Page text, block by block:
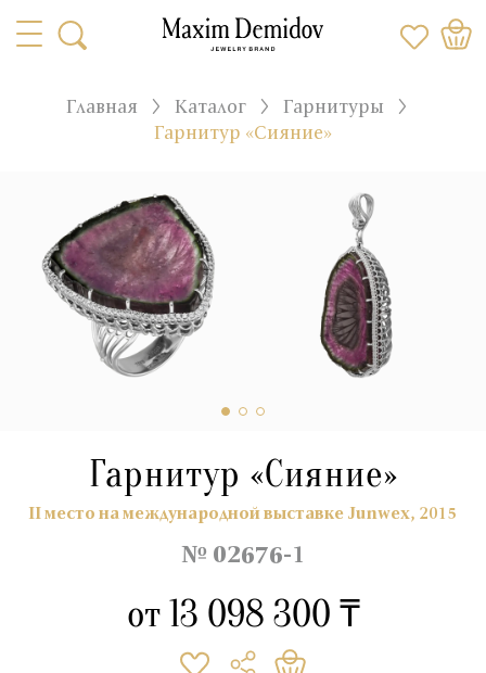
Главная Каталог
Гарнитуры
Гарнитур «Сияние»
Гарнитур «Сияние»
II место на международной выставке Junwex, 2015
№ 02676-1
от 13 098 300 ₸